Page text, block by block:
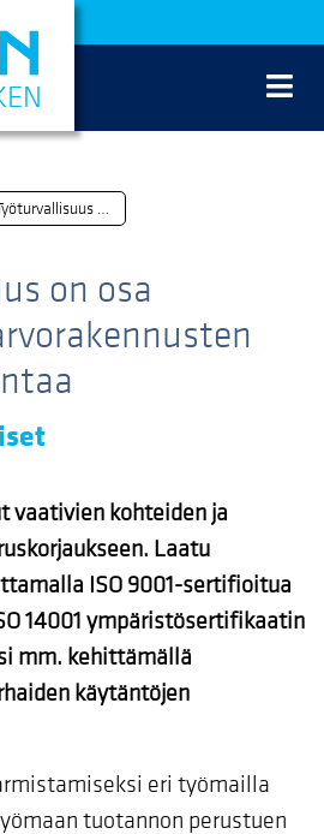
Työturvallisuus on osa laadukasta arvorakennusten korjaustoimintaa
on osa
vaativien kohteiden ja
Laatu
ISO 9001-sertifioitua
14001 ympäristösertifikaatin
mm. kehittämällä
käytäntöjen
eri työmailla
tuotannon perustuen